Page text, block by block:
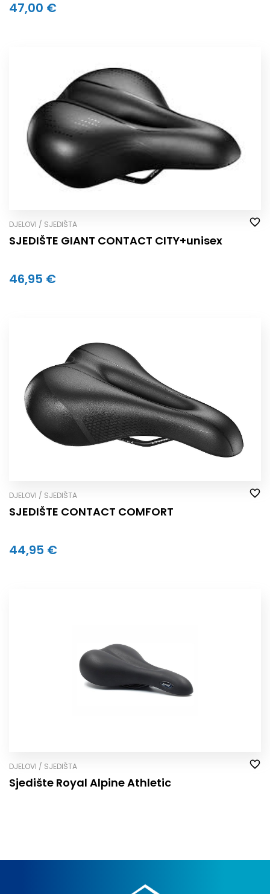
47,00 €
DJELOVI / SJEDIŠTA
SJEDIŠTE GIANT CONTACT CITY+unisex
46,95 €
DJELOVI / SJEDIŠTA
SJEDIŠTE CONTACT COMFORT
44,95 €
DJELOVI / SJEDIŠTA
Sjedište Royal Alpine Athletic